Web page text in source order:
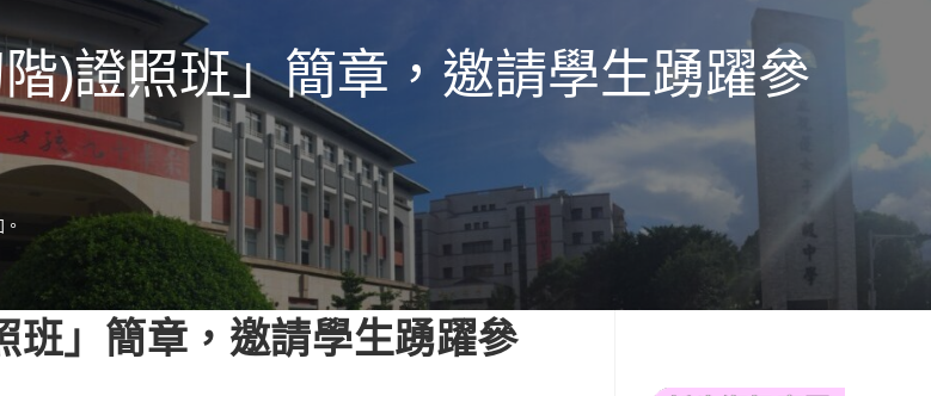
)證照班」簡章，邀請學生踴躍參
班」簡章，邀請學生踴躍參